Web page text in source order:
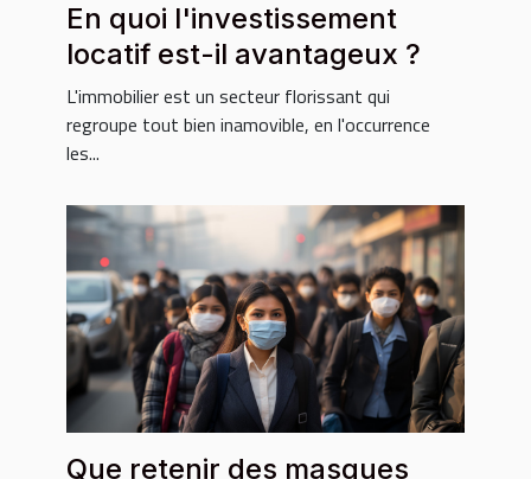
En quoi l'investissement
locatif est-il avantageux ?
L'immobilier est un secteur florissant qui
regroupe tout bien inamovible, en l'occurrence
les...
Que retenir des masques